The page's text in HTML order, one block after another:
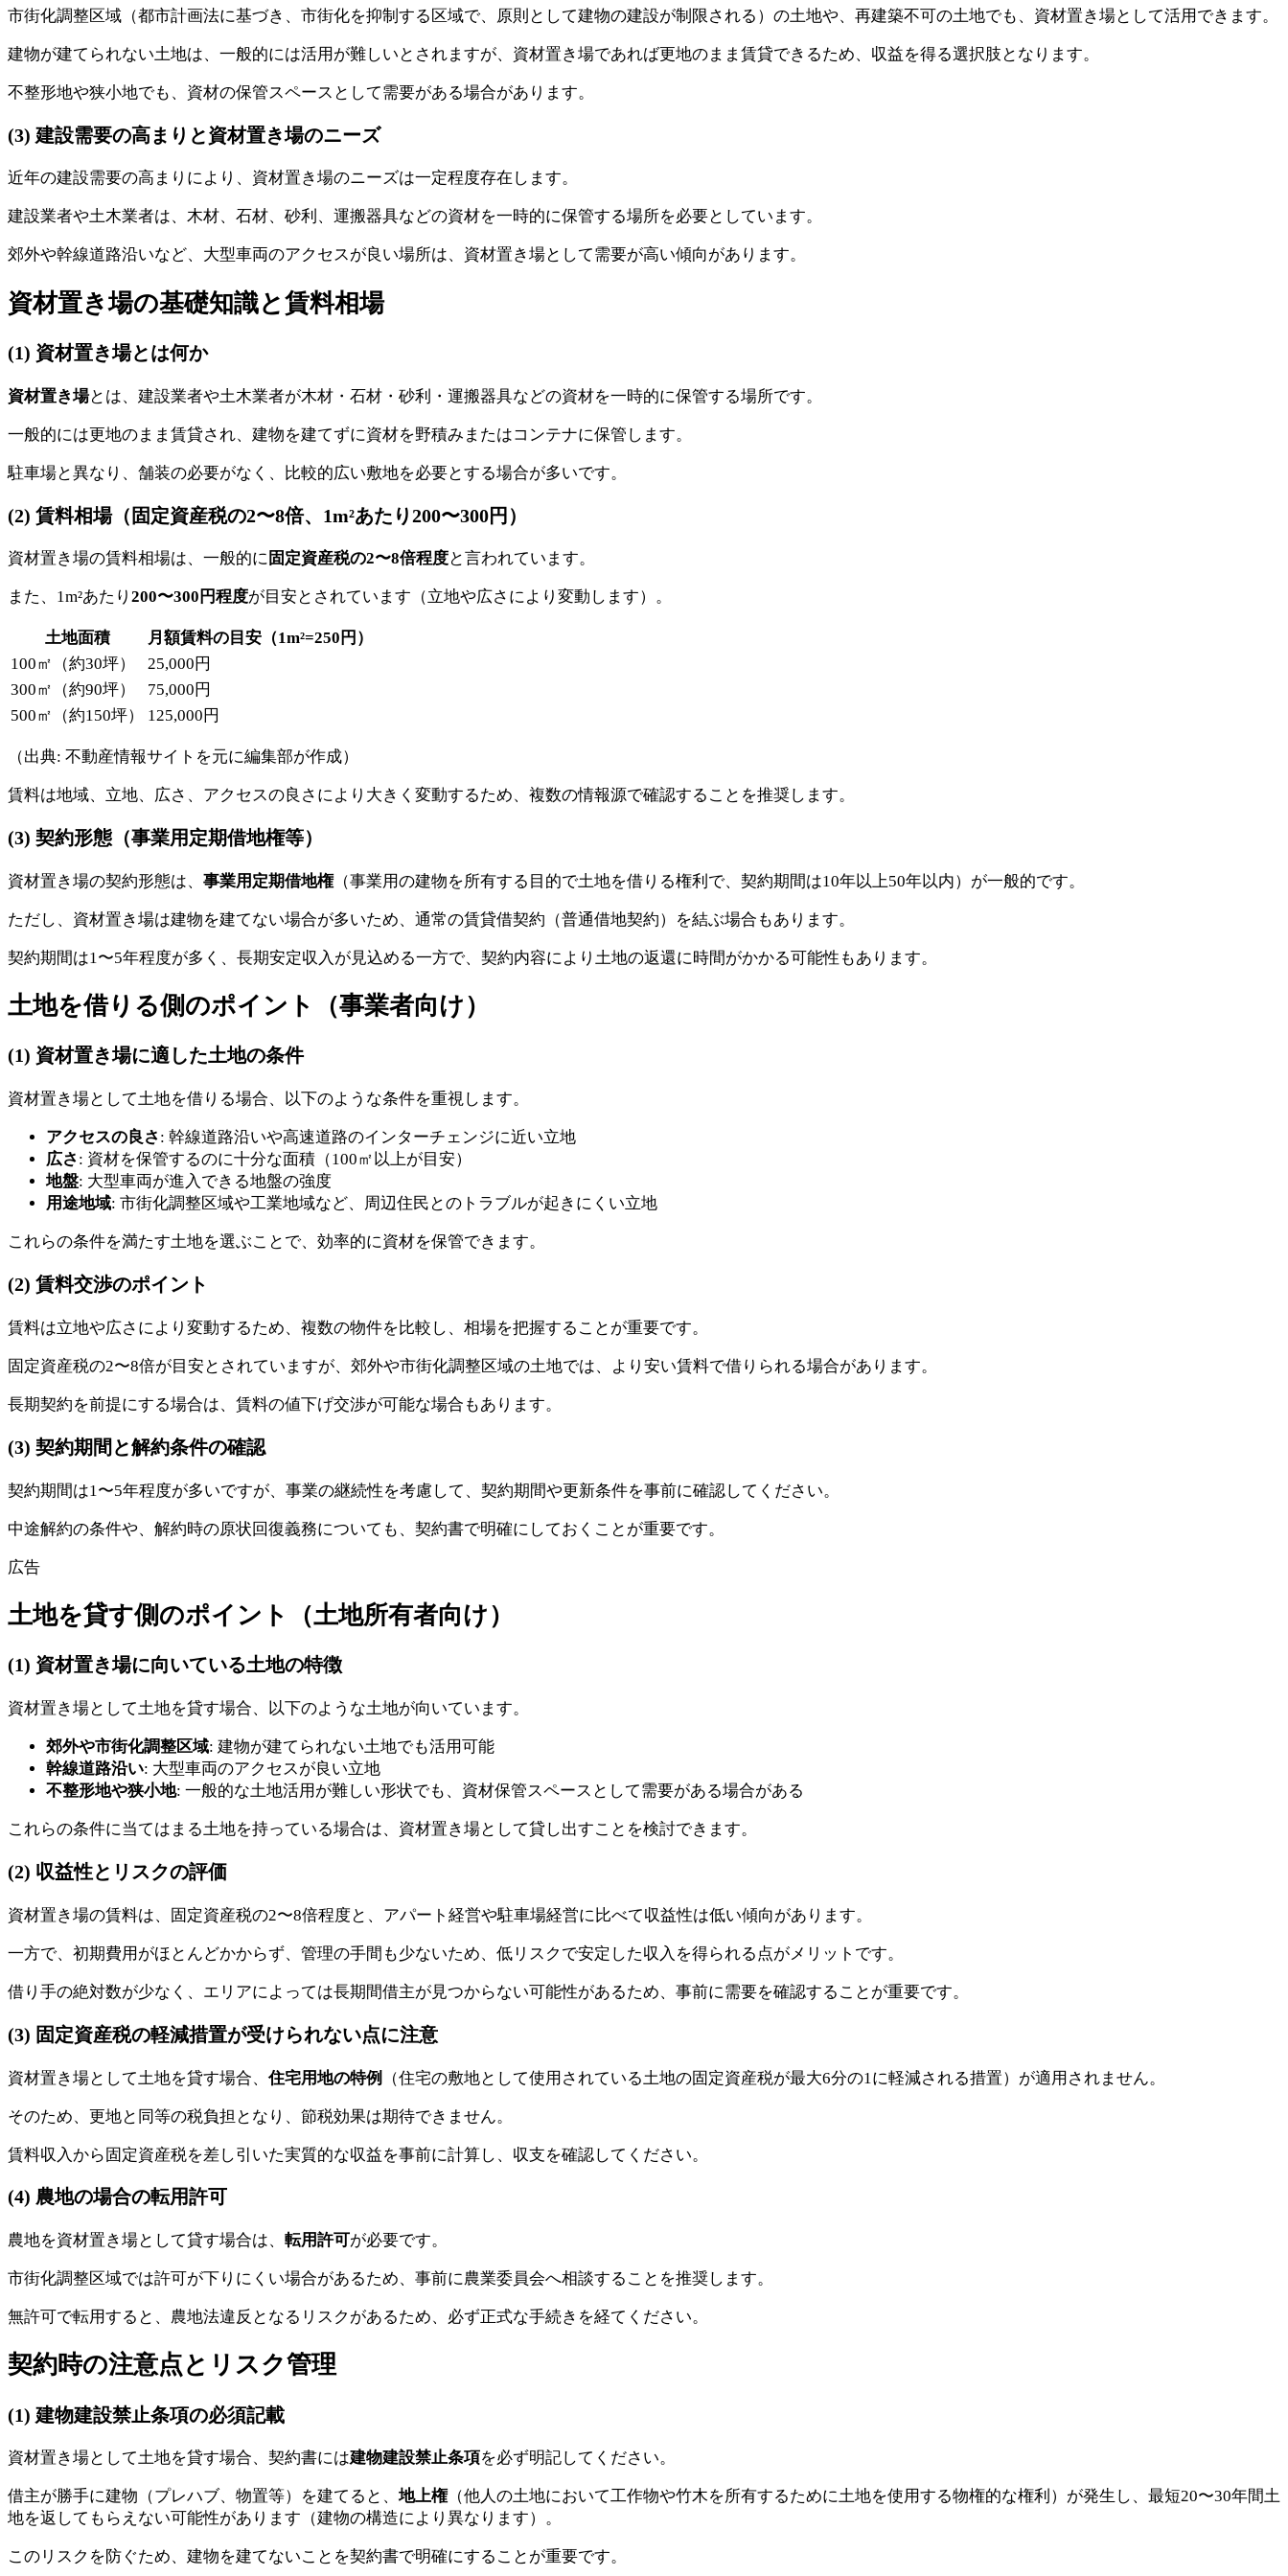
市街化調整区域（都市計画法に基づき、市街化を抑制する区域で、原則として建物の建設が制限される）の土地や、再建築不可の土地でも、資材置き場として活用できます。
建物が建てられない土地は、一般的には活用が難しいとされますが、資材置き場であれば更地のまま賃貸できるため、収益を得る選択肢となります。
不整形地や狭小地でも、資材の保管スペースとして需要がある場合があります。
(3) 建設需要の高まりと資材置き場のニーズ
近年の建設需要の高まりにより、資材置き場のニーズは一定程度存在します。
建設業者や土木業者は、木材、石材、砂利、運搬器具などの資材を一時的に保管する場所を必要としています。
郊外や幹線道路沿いなど、大型車両のアクセスが良い場所は、資材置き場として需要が高い傾向があります。
資材置き場の基礎知識と賃料相場
(1) 資材置き場とは何か
資材置き場とは、建設業者や土木業者が木材・石材・砂利・運搬器具などの資材を一時的に保管する場所です。
一般的には更地のまま賃貸され、建物を建てずに資材を野積みまたはコンテナに保管します。
駐車場と異なり、舗装の必要がなく、比較的広い敷地を必要とする場合が多いです。
(2) 賃料相場（固定資産税の2〜8倍、1m²あたり200〜300円）
資材置き場の賃料相場は、一般的に 固定資産税の2〜8倍程度と言われています。
また、1m²あたり 200〜300円程度が目安とされています（立地や広さにより変動します）。
土地面積
月額賃料の目安（1m²=250円）
100㎡（約30坪）
25,000円
300㎡（約90坪）
75,000円
500㎡（約150坪）
125,000円
（出典: 不動産情報サイトを元に編集部が作成）
賃料は地域、立地、広さ、アクセスの良さにより大きく変動するため、複数の情報源で確認することを推奨します。
(3) 契約形態（事業用定期借地権等）
資材置き場の契約形態は、 事業用定期借地権（事業用の建物を所有する目的で土地を借りる権利で、契約期間は10年以上50年以内）が一般的です。
ただし、資材置き場は建物を建てない場合が多いため、通常の賃貸借契約（普通借地契約）を結ぶ場合もあります。
契約期間は1〜5年程度が多く、長期安定収入が見込める一方で、契約内容により土地の返還に時間がかかる可能性もあります。
土地を借りる側のポイント（事業者向け）
(1) 資材置き場に適した土地の条件
資材置き場として土地を借りる場合、以下のような条件を重視します。
アクセスの良さ: 幹線道路沿いや高速道路のインターチェンジに近い立地
広さ: 資材を保管するのに十分な面積（100㎡以上が目安）
地盤: 大型車両が進入できる地盤の強度
用途地域: 市街化調整区域や工業地域など、周辺住民とのトラブルが起きにくい立地
これらの条件を満たす土地を選ぶことで、効率的に資材を保管できます。
(2) 賃料交渉のポイント
賃料は立地や広さにより変動するため、複数の物件を比較し、相場を把握することが重要です。
固定資産税の2〜8倍が目安とされていますが、郊外や市街化調整区域の土地では、より安い賃料で借りられる場合があります。
長期契約を前提にする場合は、賃料の値下げ交渉が可能な場合もあります。
(3) 契約期間と解約条件の確認
契約期間は1〜5年程度が多いですが、事業の継続性を考慮して、契約期間や更新条件を事前に確認してください。
中途解約の条件や、解約時の原状回復義務についても、契約書で明確にしておくことが重要です。
広告
土地を貸す側のポイント（土地所有者向け）
(1) 資材置き場に向いている土地の特徴
資材置き場として土地を貸す場合、以下のような土地が向いています。
郊外や市街化調整区域: 建物が建てられない土地でも活用可能
幹線道路沿い: 大型車両のアクセスが良い立地
不整形地や狭小地: 一般的な土地活用が難しい形状でも、資材保管スペースとして需要がある場合がある
これらの条件に当てはまる土地を持っている場合は、資材置き場として貸し出すことを検討できます。
(2) 収益性とリスクの評価
資材置き場の賃料は、固定資産税の2〜8倍程度と、アパート経営や駐車場経営に比べて収益性は低い傾向があります。
一方で、初期費用がほとんどかからず、管理の手間も少ないため、低リスクで安定した収入を得られる点がメリットです。
借り手の絶対数が少なく、エリアによっては長期間借主が見つからない可能性があるため、事前に需要を確認することが重要です。
(3) 固定資産税の軽減措置が受けられない点に注意
資材置き場として土地を貸す場合、住宅用地の特例 （住宅の敷地として使用されている土地の固定資産税が最大6分の1に軽減される措置）が適用されません。
そのため、更地と同等の税負担となり、節税効果は期待できません。
賃料収入から固定資産税を差し引いた実質的な収益を事前に計算し、収支を確認してください。
(4) 農地の場合の転用許可
農地を資材置き場として貸す場合は、 転用許可が必要です。
市街化調整区域では許可が下りにくい場合があるため、事前に農業委員会へ相談することを推奨します。
無許可で転用すると、農地法違反となるリスクがあるため、必ず正式な手続きを経てください。
契約時の注意点とリスク管理
(1) 建物建設禁止条項の必須記載
資材置き場として土地を貸す場合、契約書には建物建設禁止条項を必ず明記してください。
借主が勝手に建物（プレハブ、物置等）を建てると、 地上権（他人の土地において工作物や竹木を所有するために土地を使用する物権的な権利）が発生し、最短20〜30年間土
地を返してもらえない可能性があります（建物の構造により異なります）。
このリスクを防ぐため、建物を建てないことを契約書で明確にすることが重要です。